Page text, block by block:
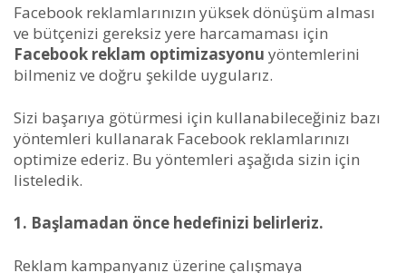
Facebook reklamlarınızın yüksek dönüşüm alması
ve bütçenizi gereksiz yere harcamaması için
Facebook reklam optimizasyonu yöntemlerini
bilmeniz ve doğru şekilde uygularız.
Sizi başarıya götürmesi için kullanabileceğiniz bazı
yöntemleri kullanarak Facebook reklamlarınızı
optimize ederiz. Bu yöntemleri aşağıda sizin için
listeledik.
1. Başlamadan önce hedefinizi belirleriz.
Reklam kampanyanız üzerine çalışmaya